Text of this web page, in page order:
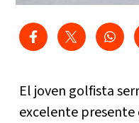
El joven golfista
excelente